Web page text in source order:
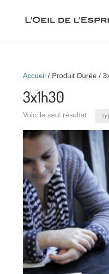
Accueil/ Produit Durée /
3x1h30
Voici le seul résultat